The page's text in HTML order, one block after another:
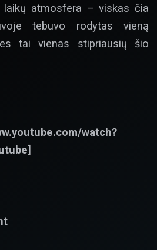
laikų atmosfera – viskas čia
tebuvo rodytas vieną
tai vienas stipriausių šio
watch?